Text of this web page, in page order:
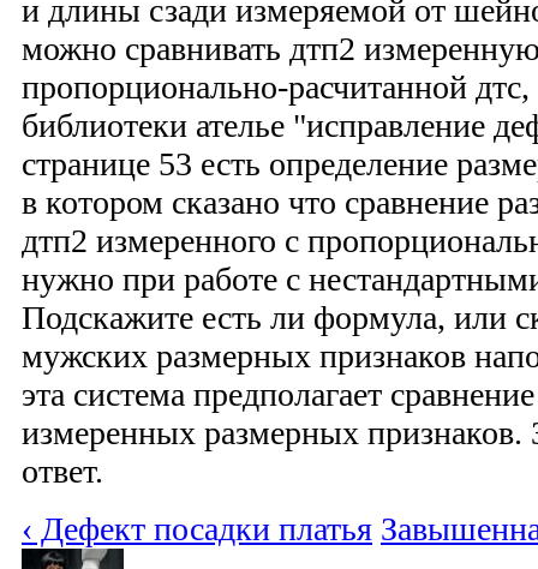
и длины сзади измеряемой от
можно сравнивать дтп2
пропорционально-расчитанной
библиотеки ателье "исправление
странице 53 есть определение
в котором сказано что сравнение
дтп2 измеренного с
нужно при работе с
Подскажите есть ли формула, или
мужских размерных признаков
эта система предполагает
измеренных размерных признаков.
ответ.
‹ Дефект посадки платья